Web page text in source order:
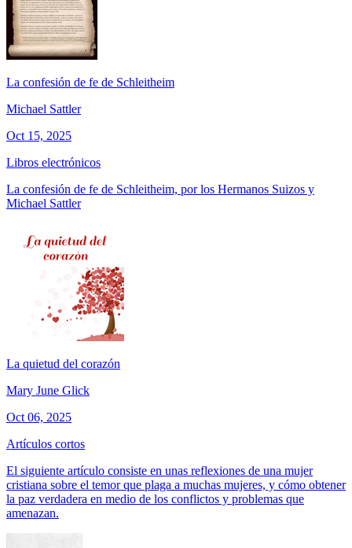
La confesión de fe de Schleitheim
Michael Sattler
Oct 15, 2025
Libros electrónicos
La confesión de fe de Schleitheim, por los Hermanos Suizos y
Michael Sattler
La quietud del corazón
Mary June Glick
Oct 06, 2025
Artículos cortos
El siguiente artículo consiste en unas reflexiones de una mujer
cristiana sobre el temor que plaga a muchas mujeres, y cómo obtener
la paz verdadera en medio de los conflictos y problemas que
amenazan.